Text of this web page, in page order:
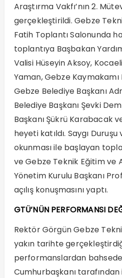
Araştırma Vakfı’nın 2.
gerçekleştirildi. Gebze
Fatih Toplantı Salonunda
toplantıya Başbakan
Valisi Hüseyin Aksoy,
Yaman, Gebze
Gebze Belediye Başkanı
Belediye Başkanı Şevki
Başkanı Şükrü Karabacak
heyeti katıldı. Saygı
okunması ile başlayan
ve Gebze Teknik Eğitim ve
Yönetim Kurulu Başkanı
açılış konuşmasını yaptı.
GTÜ’NÜN PERFORMANSI
Rektör Görgün Gebze
yakın tarihte
performanslardan
Cumhurbaşkanı tarafından